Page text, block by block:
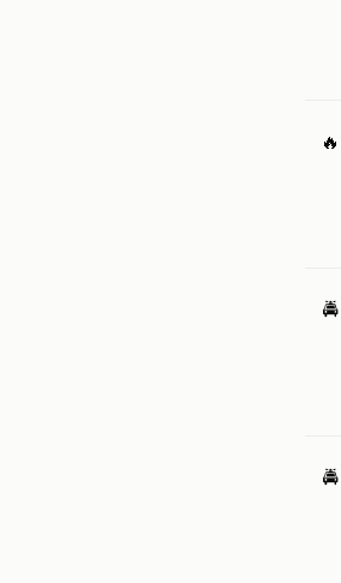
🔥
🚔
🚔